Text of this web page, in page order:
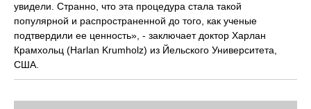
увидели. Странно, что эта процедура стала такой
популярной и распространенной до того, как ученые
подтвердили ее ценность», - заключает доктор Харлан
Крамхольц (Harlan Krumholz) из Йельского Университета,
США.